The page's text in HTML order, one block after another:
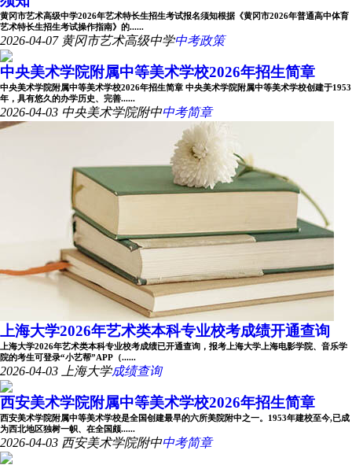
黄冈市艺术高级中学2026年艺术特长生招生考试报名须知根据《黄冈市2026年普通高中体育
艺术特长生招生考试操作指南》的......
2026-04-07 黄冈市艺术高级中学中考政策
中央美术学院附属中等美术学校2026年招生简章
中央美术学院附属中等美术学校2026年招生简章 中央美术学院附属中等美术学校创建于1953
年，具有悠久的办学历史、完善......
2026-04-03 中央美术学院附中中考简章
上海大学2026年艺术类本科专业校考成绩开通查询
上海大学2026年艺术类本科专业校考成绩已开通查询，报考上海大学上海电影学院、音乐学
院的考生可登录“小艺帮”APP（......
2026-04-03 上海大学成绩查询
西安美术学院附属中等美术学校2026年招生简章
西安美术学院附属中等美术学校是全国创建最早的六所美院附中之一。1953年建校至今,已成
为西北地区独树一帜、在全国颇......
2026-04-03 西安美术学院附中中考简章